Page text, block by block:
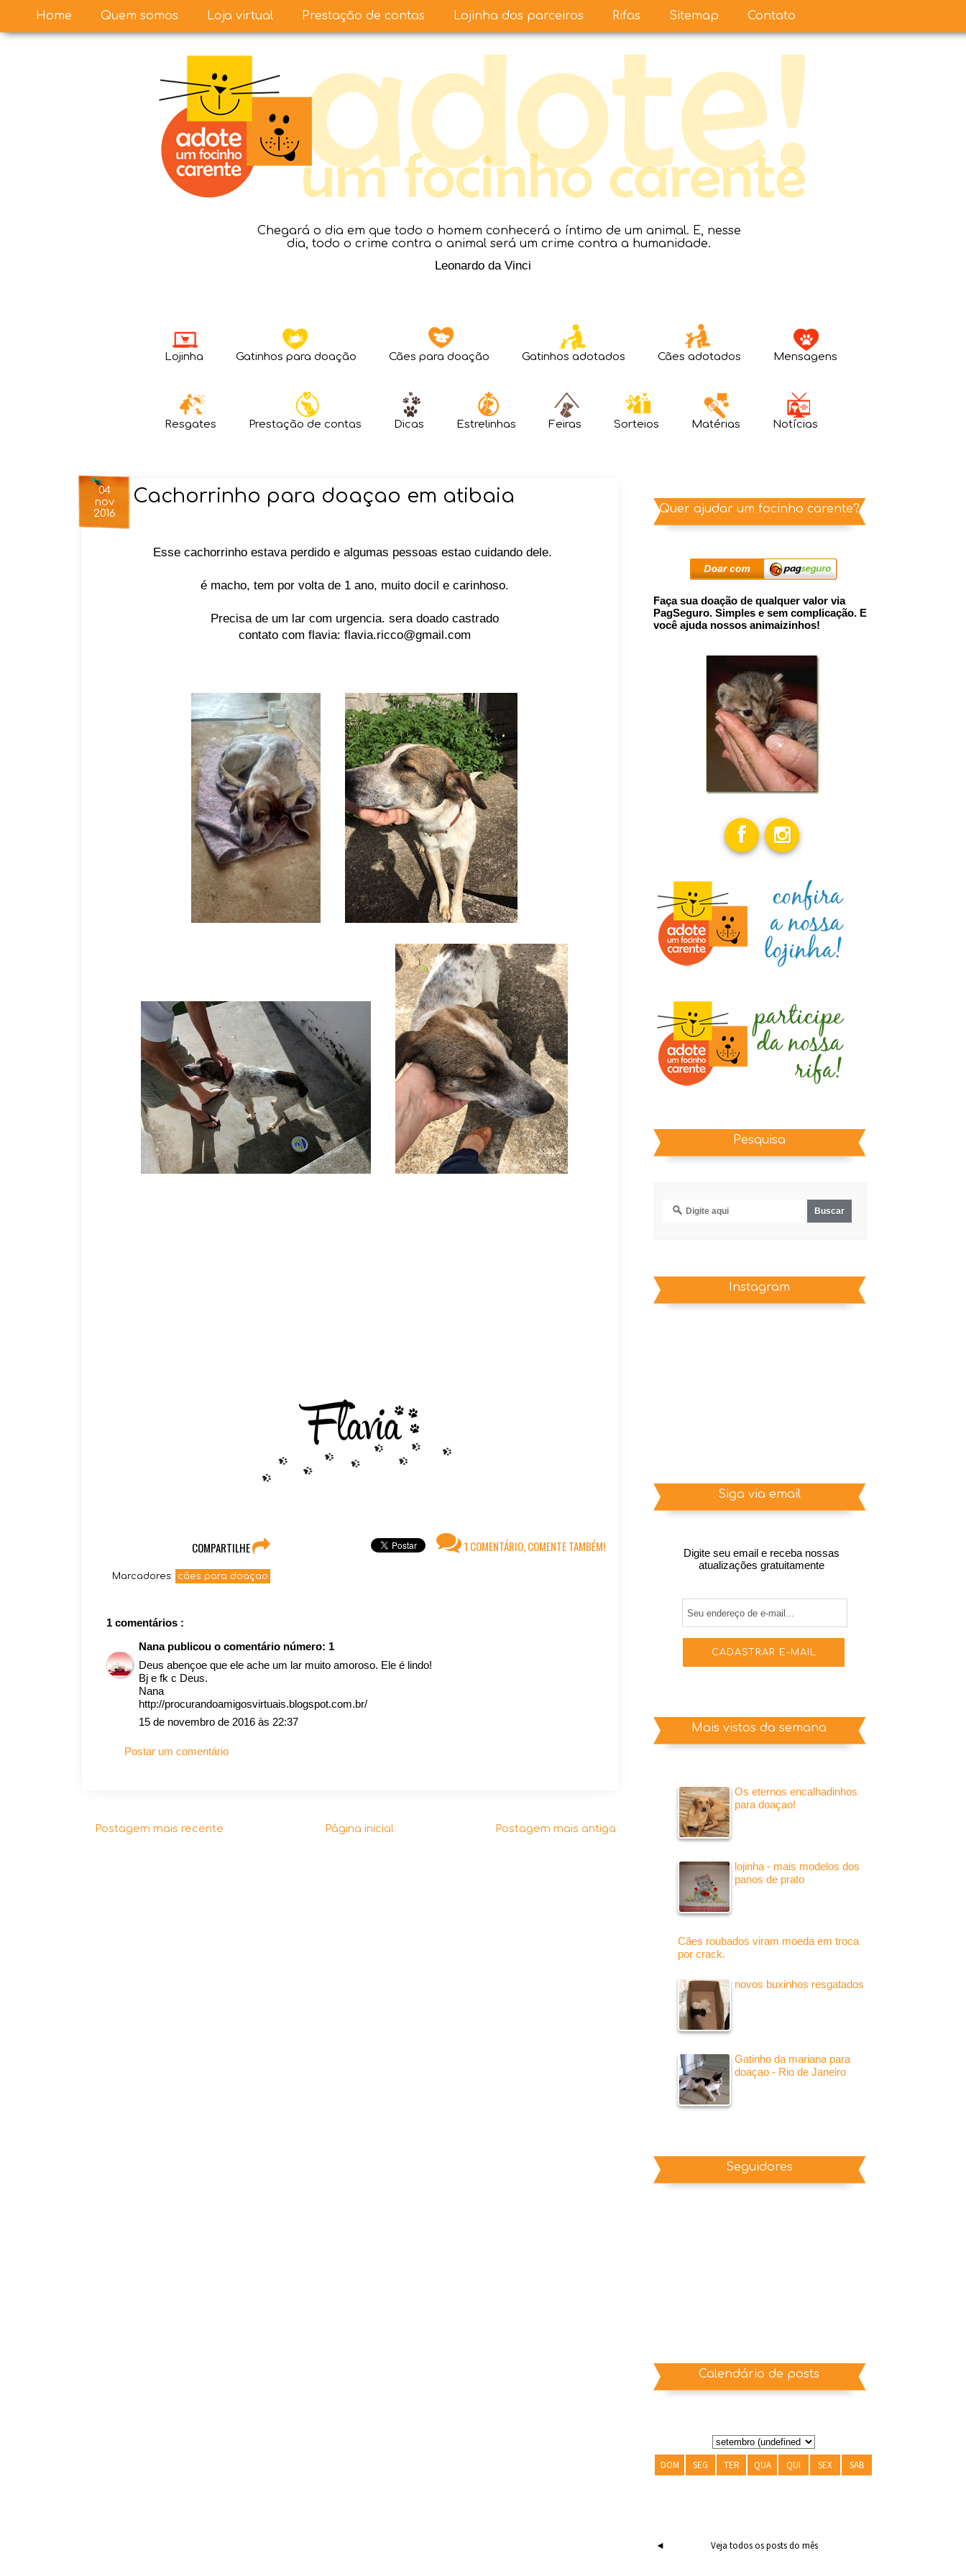
Chegará o dia em que todo o homem conhecerá o íntimo de um animal. E, nesse
dia, todo o crime contra o animal será um crime contra a humanidade.
Leonardo da Vinci
Lojinha Gatinhos para doação Cães para doação Gatinhos adotados Cães adotados Mensagens
Resgates Prestação de contas Dicas Estrelinhas Feiras Sorteios Matérias Notícias
04
nov
2016
Cachorrinho para doaçao em atibaia
Esse cachorrinho estava perdido e algumas pessoas estao cuidando dele.
é macho, tem por volta de 1 ano, muito docil e carinhoso.
Precisa de um lar com urgencia. sera doado castrado
contato com flavia: flavia.ricco@gmail.com
1 COMENTÁRIO, COMENTE TAMBÉM!
COMPARTILHE
Marcadores: cães para doaçao
1 comentários :
Nana publicou o comentário número: 1
Deus abençoe que ele ache um lar muito amoroso. Ele é lindo!
Bj e fk c Deus.
Nana
http://procurandoamigosvirtuais.blogspot.com.br/
15 de novembro de 2016 às 22:37
Postar um comentário
Postagem mais recente Postagem mais antiga
Página inicial
Home Quem somos Loja virtual Prestação de contas Lojinha dos parceiros Rifas Sitemap Contato
Quer ajudar um focinho carente?
Faça sua doação de qualquer valor via
PagSeguro. Simples e sem complicação. E
você ajuda nossos animaizinhos!
Pesquisa
Instagram
Siga via email
Digite seu email e receba nossas
atualizações gratuitamente
Mais vistos da semana
Os eternos encalhadinhos
para doaçao!
lojinha - mais modelos dos
panos de prato
Cães roubados viram moeda em troca
por crack.
novos buxinhos resgatados
Gatinho da mariana para
doaçao - Rio de Janeiro
Seguidores
Calendário de posts
DOM SEG TER QUA QUI SEX SAB
◄ Veja todos os posts do mês